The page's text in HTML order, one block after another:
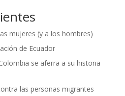
mujeres (y a los hombres)
de Ecuador
se aferra a su historia
las personas migrantes